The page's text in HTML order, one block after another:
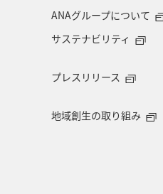
ANAグループについて
サステナビリティ
プレスリリース
地域創生の取り組み